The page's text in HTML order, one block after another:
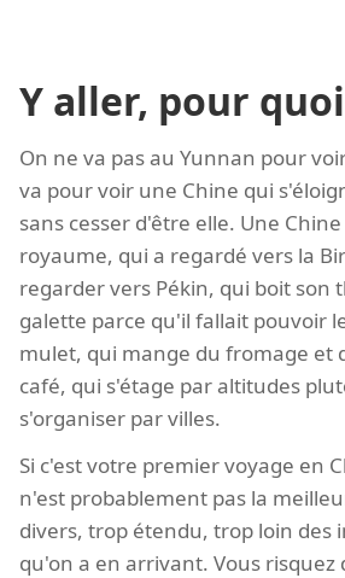
Y aller, pour
On ne va pas au Yunnan pour
va pour voir une Chine qui
sans cesser d'être elle. Une
royaume, qui a regardé vers la
regarder vers Pékin, qui boit son
galette parce qu'il fallait pouvoir
mulet, qui mange du fromage et
café, qui s'étage par altitudes
s'organiser par villes.
Si c'est votre premier voyage en
n'est probablement pas la
divers, trop étendu, trop loin des
qu'on a en arrivant. Vous risquez